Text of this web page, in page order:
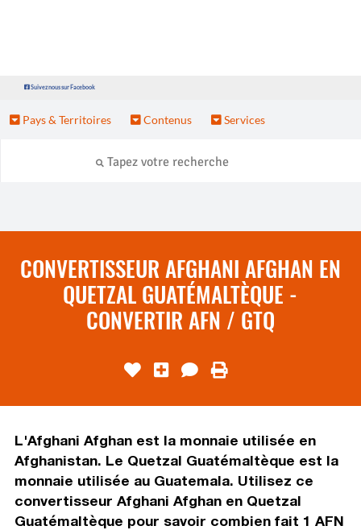
Suivez nous sur Facebook
Pays & Territoires Contenus Services
CONVERTISSEUR AFGHANI AFGHAN EN
QUETZAL GUATÉMALTÈQUE -
CONVERTIR AFN / GTQ
L'Afghani Afghan est la monnaie utilisée en
Afghanistan. Le Quetzal Guatémaltèque est la
monnaie utilisée au Guatemala. Utilisez ce
convertisseur Afghani Afghan en Quetzal
Guatémaltèque pour savoir combien fait 1 AFN